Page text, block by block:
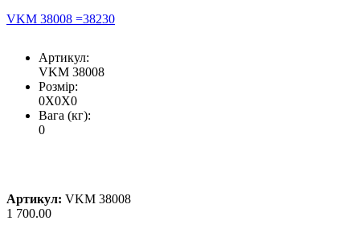
VKM 38008 =38230
Артикул:
VKM 38008
Розмір:
0X0X0
Вага (кг):
0
Артикул: VKM 38008
1 700.00